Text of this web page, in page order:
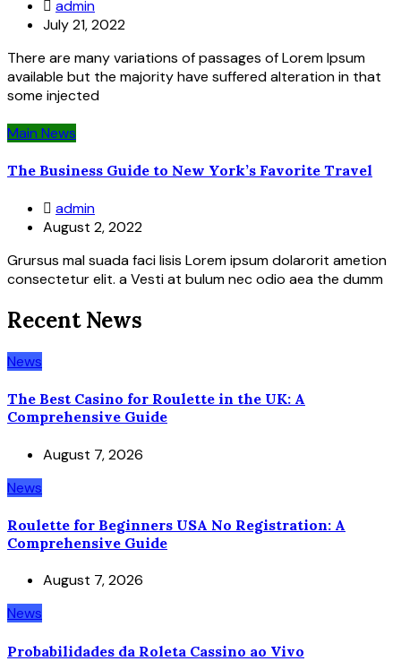
admin
July 21, 2022
There are many variations of passages of Lorem Ipsum
available but the majority have suffered alteration in that
some injected
Main News
The Business Guide to New York’s Favorite Travel
admin
August 2, 2022
Grursus mal suada faci lisis Lorem ipsum dolarorit ametion
consectetur elit. a Vesti at bulum nec odio aea the dumm
Recent News
News
The Best Casino for Roulette in the UK: A
Comprehensive Guide
August 7, 2026
News
Roulette for Beginners USA No Registration: A
Comprehensive Guide
August 7, 2026
News
Probabilidades da Roleta Cassino ao Vivo